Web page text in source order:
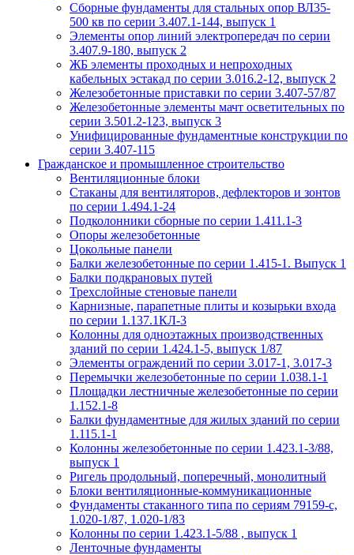
Сборные фундаменты для стальных опор ВЛ35-
500 кв по серии 3.407.1-144, выпуск 1
Элементы опор линий электропередач по серии
3.407.9-180, выпуск 2
ЖБ элементы проходных и непроходных
кабельных эстакад по серии 3.016.2-12, выпуск 2
Железобетонные приставки по серии 3.407-57/87
Железобетонные элементы мачт осветительных по
серии 3.501.2-123, выпуск 3
Унифицированные фундаментные конструкции по
серии 3.407-115
Гражданское и промышленное строительство
Вентиляционные блоки
Стаканы для вентиляторов, дефлекторов и зонтов
по серии 1.494.1-24
Подколонники сборные по серии 1.411.1-3
Опоры железобетонные
Цокольные панели
Балки железобетонные по серии 1.415-1. Выпуск 1
Балки подкрановых путей
Трехслойные стеновые панели
Карнизные, парапетные плиты и козырьки входа
по серии 1.137.1КЛ-3
Колонны для одноэтажных производственных
зданий по серии 1.424.1-5, выпуск 1/87
Элементы ограждений по серии 3.017-1, 3.017-3
Перемычки железобетонные по серии 1.038.1-1
Площадки лестничные железобетонные по серии
1.152.1-8
Балки фундаментные для жилых зданий по серии
1.115.1-1
Колонны железобетонные по серии 1.423.1-3/88,
выпуск 1
Ригель продольный, поперечный, монолитный
Блоки вентиляционные-коммуникационные
Фундаменты стаканного типа по сериям 79159-с,
1.020-1/87, 1.020-1/83
Колонны по серии 1.423.1-5/88 , выпуск 1
Ленточные фундаменты